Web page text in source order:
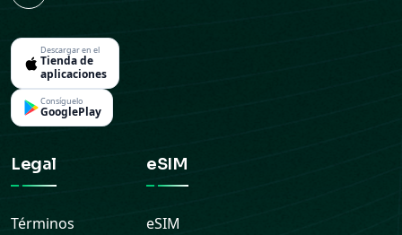
Descargar en el
Tienda de
aplicaciones
Consíguelo
GooglePlay
Legal
Términos
eSIM
eSIM